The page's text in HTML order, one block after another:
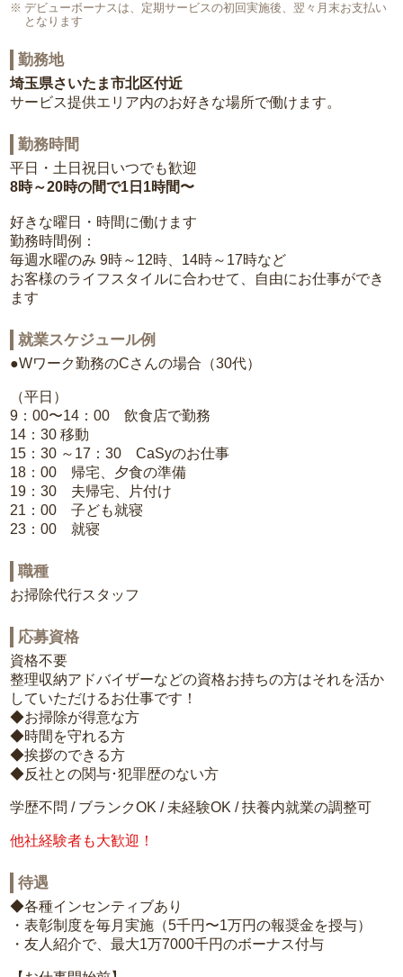
デビューボーナスは、定期サービスの初回実施後、翌々月末お支払い
となります
勤務地
埼玉県さいたま市北区付近
サービス提供エリア内のお好きな場所で働けます。
勤務時間
平日・土日祝日いつでも歓迎
8時～20時の間で1日1時間〜
好きな曜日・時間に働けます
勤務時間例：
毎週水曜のみ 9時～12時、14時～17時など
お客様のライフスタイルに合わせて、自由にお仕事ができ
ます
就業スケジュール例
●Wワーク勤務のCさんの場合（30代）
（平日）
9：00〜14：00 飲食店で勤務
14：30 移動
15：30 ～17：30 CaSyのお仕事
18：00 帰宅、夕食の準備
19：30 夫帰宅、片付け
21：00 子ども就寝
23：00 就寝
職種
お掃除代行スタッフ
応募資格
資格不要
整理収納アドバイザーなどの資格お持ちの方はそれを活か
していただけるお仕事です！
◆お掃除が得意な方
◆時間を守れる方
◆挨拶のできる方
◆反社との関与･犯罪歴のない方
学歴不問 / ブランクOK / 未経験OK / 扶養内就業の調整可
他社経験者も大歓迎！
待遇
◆各種インセンティブあり
・表彰制度を毎月実施（5千円〜1万円の報奨金を授与）
・友人紹介で、最大1万7000千円のボーナス付与